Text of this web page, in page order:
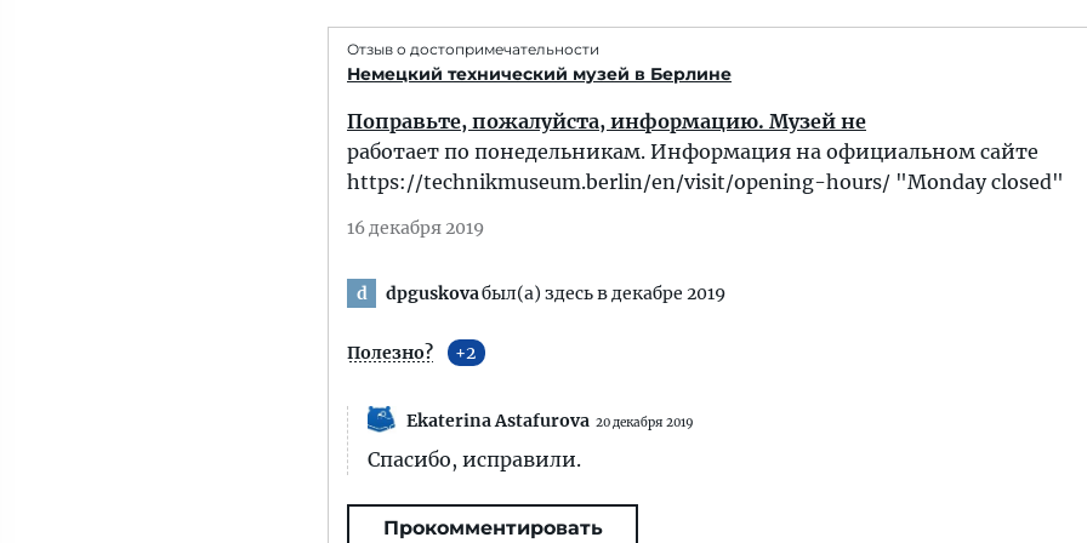
Отзыв о достопримечательности
Немецкий технический музей в Берлине
Поправьте, пожалуйста, информацию. Музей не
работает по понедельникам. Информация на официальном сайте
https://technikmuseum.berlin/en/visit/opening-hours/ "Monday closed"
16 декабря 2019
d dpguskovaбыл(а) здесь в декабре 2019
Полезно? 2
Ekaterina Astafurova 20 декабря 2019
Спасибо, исправили.
Прокомментировать